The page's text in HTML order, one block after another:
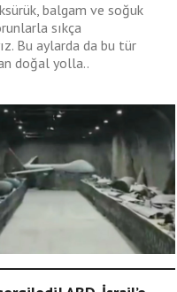
balgam ve soğuk
sıkça
Bu aylarda da bu tür
doğal yolla..